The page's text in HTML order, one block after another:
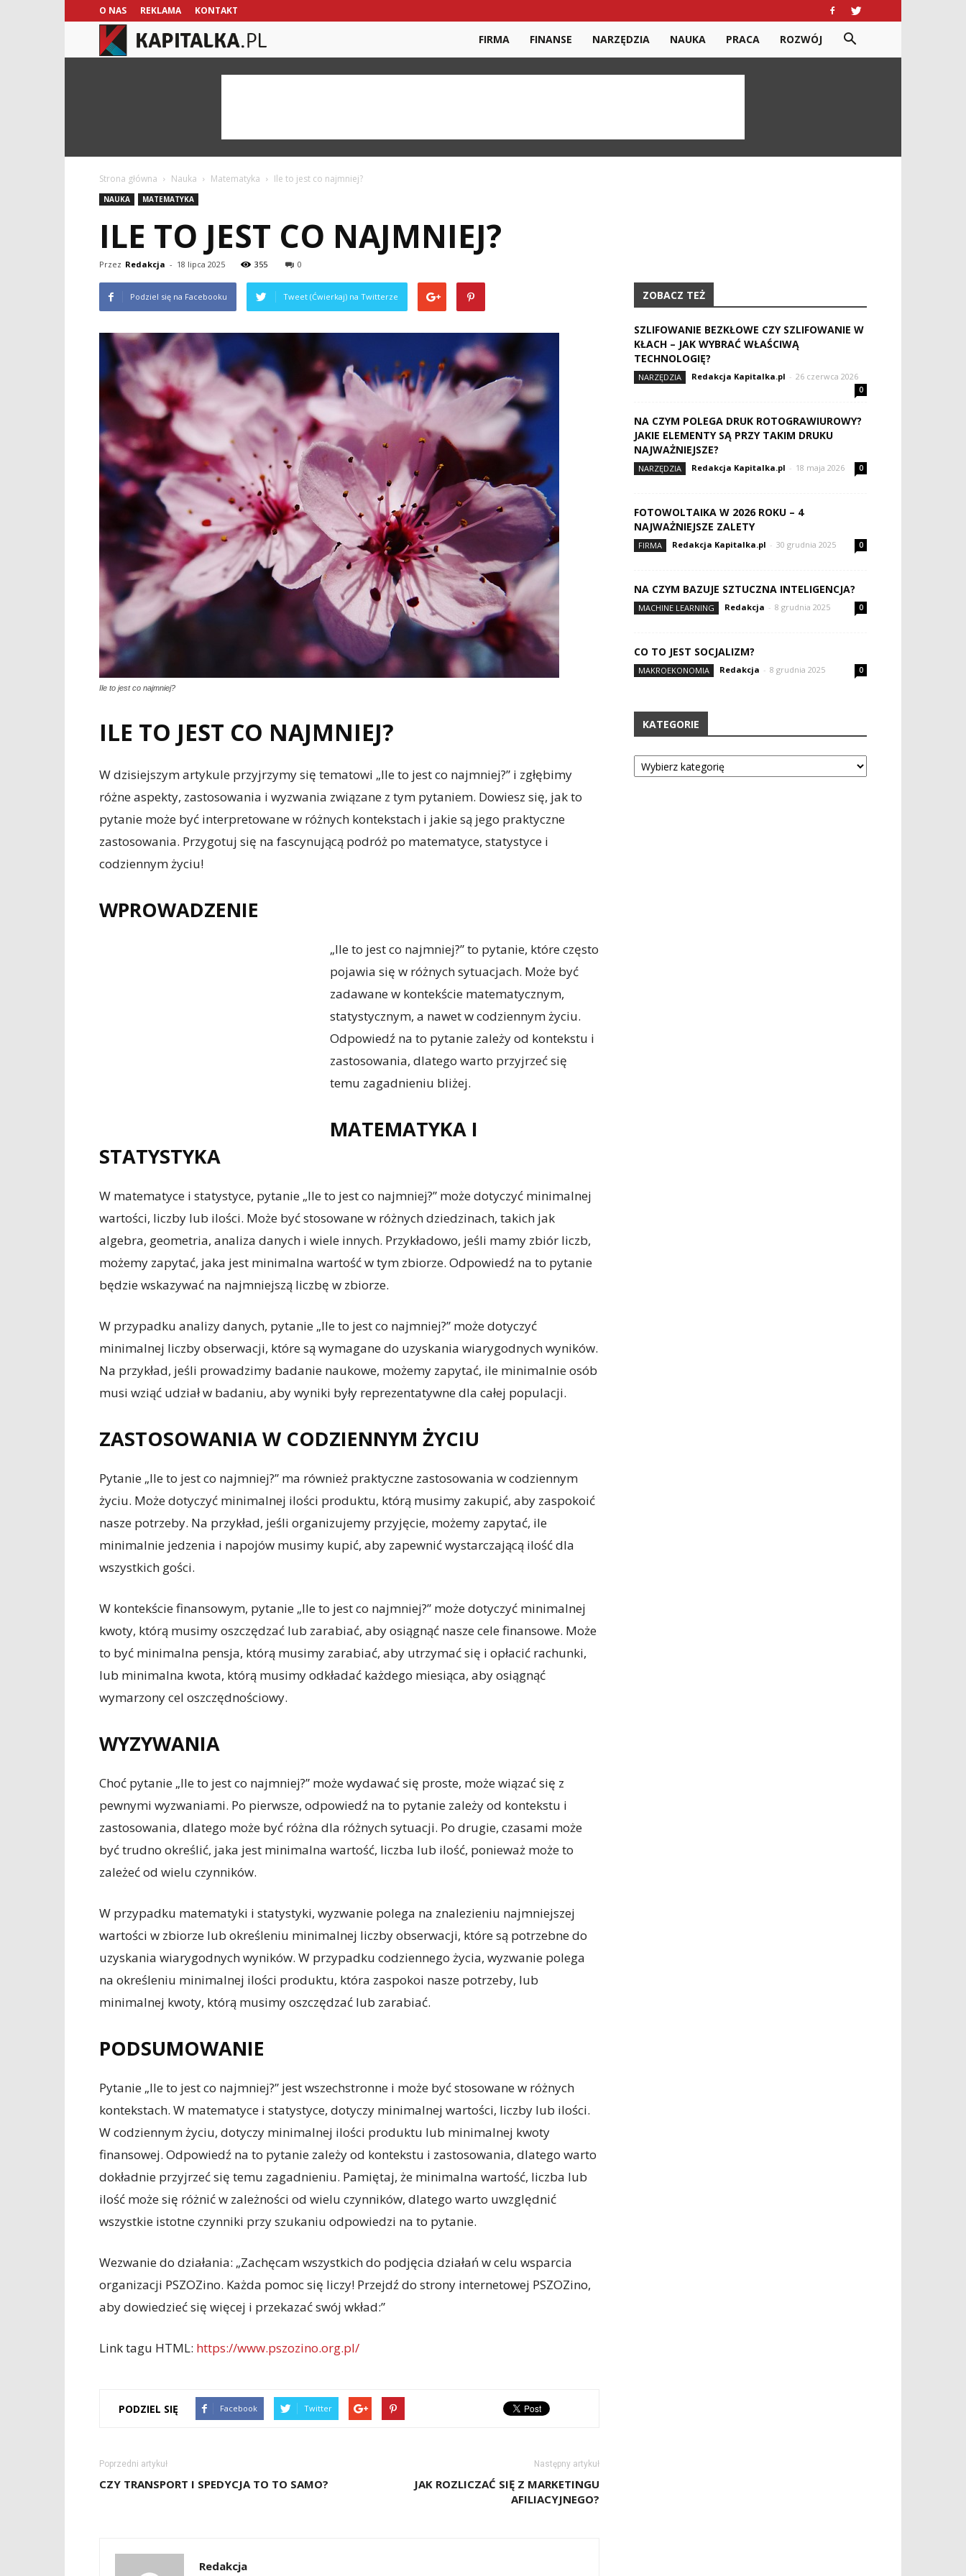
O NAS REKLAMA KONTAKT
FIRMA FINANSE NARZĘDZIA NAUKA PRACA ROZWÓJ
Strona główna Nauka Matematyka Ile to jest co najmniej?
NAUKA MATEMATYKA
ILE TO JEST CO NAJMNIEJ?
Przez Redakcja - 18 lipca 2025 355 0
Podziel się na Facebooku Tweet (Ćwierkaj) na Twitterze
Ile to jest co najmniej?
ILE TO JEST CO NAJMNIEJ?
W dzisiejszym artykule przyjrzymy się tematowi „Ile to jest co najmniej?” i zgłębimy
różne aspekty, zastosowania i wyzwania związane z tym pytaniem. Dowiesz się, jak to
pytanie może być interpretowane w różnych kontekstach i jakie są jego praktyczne
zastosowania. Przygotuj się na fascynującą podróż po matematyce, statystyce i
codziennym życiu!
WPROWADZENIE
„Ile to jest co najmniej?” to pytanie, które często
pojawia się w różnych sytuacjach. Może być
zadawane w kontekście matematycznym,
statystycznym, a nawet w codziennym życiu.
Odpowiedź na to pytanie zależy od kontekstu i
zastosowania, dlatego warto przyjrzeć się
temu zagadnieniu bliżej.
MATEMATYKA I
STATYSTYKA
W matematyce i statystyce, pytanie „Ile to jest co najmniej?” może dotyczyć minimalnej
wartości, liczby lub ilości. Może być stosowane w różnych dziedzinach, takich jak
algebra, geometria, analiza danych i wiele innych. Przykładowo, jeśli mamy zbiór liczb,
możemy zapytać, jaka jest minimalna wartość w tym zbiorze. Odpowiedź na to pytanie
będzie wskazywać na najmniejszą liczbę w zbiorze.
W przypadku analizy danych, pytanie „Ile to jest co najmniej?” może dotyczyć
minimalnej liczby obserwacji, które są wymagane do uzyskania wiarygodnych wyników.
Na przykład, jeśli prowadzimy badanie naukowe, możemy zapytać, ile minimalnie osób
musi wziąć udział w badaniu, aby wyniki były reprezentatywne dla całej populacji.
ZASTOSOWANIA W CODZIENNYM ŻYCIU
Pytanie „Ile to jest co najmniej?” ma również praktyczne zastosowania w codziennym
życiu. Może dotyczyć minimalnej ilości produktu, którą musimy zakupić, aby zaspokoić
nasze potrzeby. Na przykład, jeśli organizujemy przyjęcie, możemy zapytać, ile
minimalnie jedzenia i napojów musimy kupić, aby zapewnić wystarczającą ilość dla
wszystkich gości.
W kontekście finansowym, pytanie „Ile to jest co najmniej?” może dotyczyć minimalnej
kwoty, którą musimy oszczędzać lub zarabiać, aby osiągnąć nasze cele finansowe. Może
to być minimalna pensja, którą musimy zarabiać, aby utrzymać się i opłacić rachunki,
lub minimalna kwota, którą musimy odkładać każdego miesiąca, aby osiągnąć
wymarzony cel oszczędnościowy.
WYZYWANIA
Choć pytanie „Ile to jest co najmniej?” może wydawać się proste, może wiązać się z
pewnymi wyzwaniami. Po pierwsze, odpowiedź na to pytanie zależy od kontekstu i
zastosowania, dlatego może być różna dla różnych sytuacji. Po drugie, czasami może
być trudno określić, jaka jest minimalna wartość, liczba lub ilość, ponieważ może to
zależeć od wielu czynników.
W przypadku matematyki i statystyki, wyzwanie polega na znalezieniu najmniejszej
wartości w zbiorze lub określeniu minimalnej liczby obserwacji, które są potrzebne do
uzyskania wiarygodnych wyników. W przypadku codziennego życia, wyzwanie polega
na określeniu minimalnej ilości produktu, która zaspokoi nasze potrzeby, lub
minimalnej kwoty, którą musimy oszczędzać lub zarabiać.
PODSUMOWANIE
Pytanie „Ile to jest co najmniej?” jest wszechstronne i może być stosowane w różnych
kontekstach. W matematyce i statystyce, dotyczy minimalnej wartości, liczby lub ilości.
W codziennym życiu, dotyczy minimalnej ilości produktu lub minimalnej kwoty
finansowej. Odpowiedź na to pytanie zależy od kontekstu i zastosowania, dlatego warto
dokładnie przyjrzeć się temu zagadnieniu. Pamiętaj, że minimalna wartość, liczba lub
ilość może się różnić w zależności od wielu czynników, dlatego warto uwzględnić
wszystkie istotne czynniki przy szukaniu odpowiedzi na to pytanie.
Wezwanie do działania: „Zachęcam wszystkich do podjęcia działań w celu wsparcia
organizacji PSZOZino. Każda pomoc się liczy! Przejdź do strony internetowej PSZOZino,
aby dowiedzieć się więcej i przekazać swój wkład:”
Link tagu HTML: https://www.pszozino.org.pl/
PODZIEL SIĘ Facebook Twitter
Poprzedni artykuł
CZY TRANSPORT I SPEDYCJA TO TO SAMO?
Następny artykuł
JAK ROZLICZAĆ SIĘ Z MARKETINGU
AFILIACYJNEGO?
Redakcja
ZOBACZ TEŻ
SZLIFOWANIE BEZKŁOWE CZY SZLIFOWANIE W
KŁACH – JAK WYBRAĆ WŁAŚCIWĄ
TECHNOLOGIĘ?
NARZĘDZIA Redakcja Kapitalka.pl - 26 czerwca 2026
0
NA CZYM POLEGA DRUK ROTOGRAWIUROWY?
JAKIE ELEMENTY SĄ PRZY TAKIM DRUKU
NAJWAŻNIEJSZE?
NARZĘDZIA Redakcja Kapitalka.pl - 18 maja 2026 0
FOTOWOLTAIKA W 2026 ROKU – 4
NAJWAŻNIEJSZE ZALETY
FIRMA Redakcja Kapitalka.pl - 30 grudnia 2025 0
NA CZYM BAZUJE SZTUCZNA INTELIGENCJA?
MACHINE LEARNING Redakcja - 8 grudnia 2025 0
CO TO JEST SOCJALIZM?
MAKROEKONOMIA Redakcja - 8 grudnia 2025 0
KATEGORIE
Kategorie